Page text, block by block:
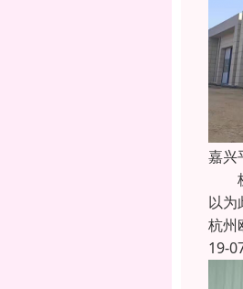
嘉兴
杭
以为
杭州
19-